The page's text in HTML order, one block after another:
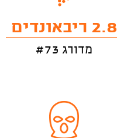
2.8 ריבאונדים
מדורג #73